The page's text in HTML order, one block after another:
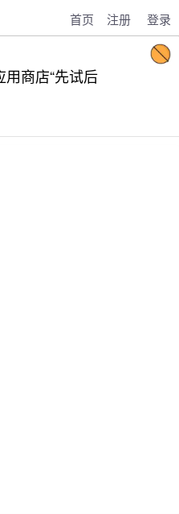
首页 注册 登录
商店“先试后